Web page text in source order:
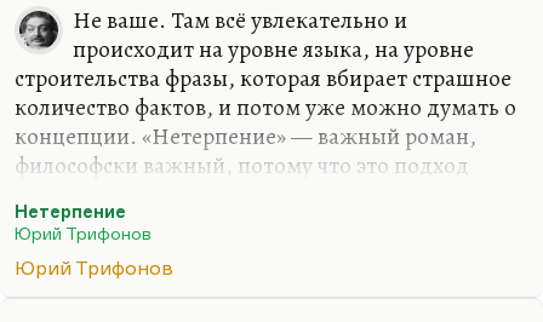
Не ваше. Там всё увлекательно и
происходит на уровне языка, на уровне
строительства фразы, которая вбирает страшное
количество фактов, и потом уже можно думать о
концепции. «Нетерпение» — важный роман,
философски важный, потому что это подход
найти оправдание святым Русской революции. В
общем, это ответ на «Бесов». Желябов,
Кибальчич, Перовская — герои «Нетерпения» —
Нетерпение
Юрий Трифонов
Юрий Трифонов